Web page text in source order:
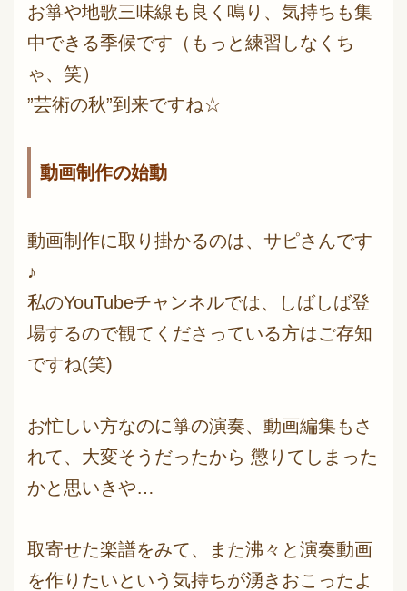
お箏や地歌三味線も良く鳴り、気持ちも集
中できる季候です（もっと練習しなくち
ゃ、笑）
”芸術の秋”到来ですね☆
動画制作の始動
動画制作に取り掛かるのは、サピさんです
♪
私のYouTubeチャンネルでは、しばしば登
場するので観てくださっている方はご存知
ですね(笑)
お忙しい方なのに箏の演奏、動画編集もさ
れて、大変そうだったから 懲りてしまった
かと思いきや…
取寄せた楽譜をみて、また沸々と演奏動画
を作りたいという気持ちが湧きおこったよ